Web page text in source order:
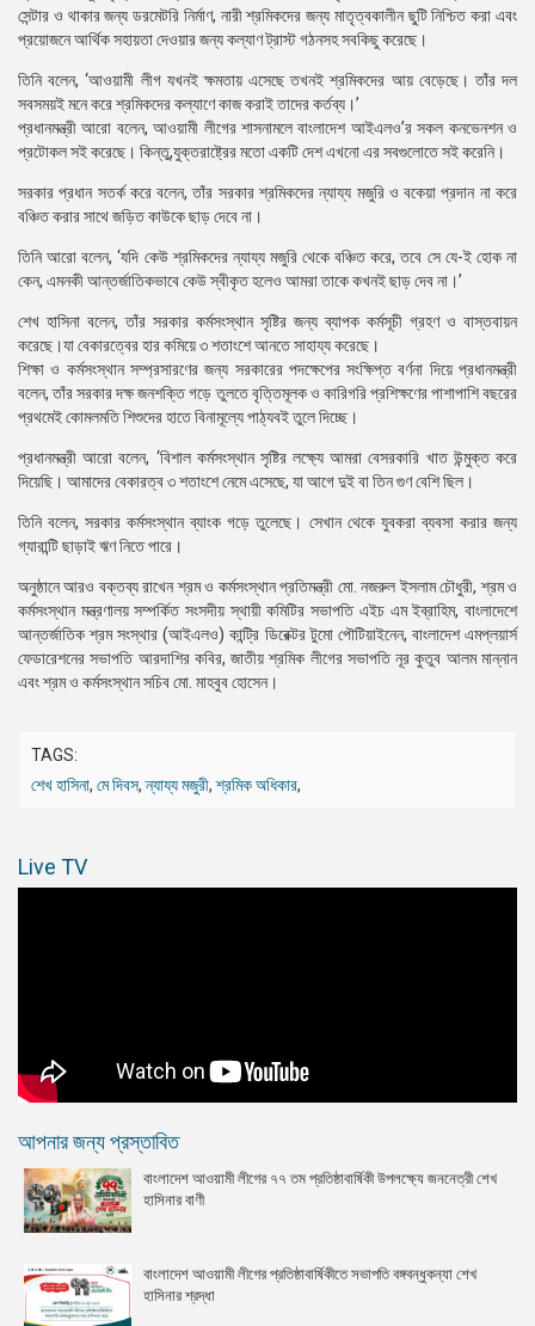
সেন্টার ও থাকার জন্য ডরমেটরি নির্মাণ, নারী শ্রমিকদের জন্য মাতৃত্বকালীন ছুটি নিশ্চিত করা এবং
প্রয়োজনে আর্থিক সহায়তা দেওয়ার জন্য কল্যাণ ট্রাস্ট গঠনসহ সবকিছু করেছে।
তিনি বলেন, ‘আওয়ামী লীগ যখনই ক্ষমতায় এসেছে তখনই শ্রমিকদের আয় বেড়েছে। তাঁর দল
সবসময়ই মনে করে শ্রমিকদের কল্যাণে কাজ করাই তাদের কর্তব্য।’
প্রধানমন্ত্রী আরো বলেন, আওয়ামী লীগের শাসনামলে বাংলাদেশ আইএলও’র সকল কনভেনশন ও
প্রটোকল সই করেছে। কিন্তু,যুক্তরাষ্ট্রের মতো একটি দেশ এখনো এর সবগুলোতে সই করেনি।
সরকার প্রধান সতর্ক করে বলেন, তাঁর সরকার শ্রমিকদের ন্যায্য মজুরি ও বকেয়া প্রদান না করে
বঞ্চিত করার সাথে জড়িত কাউকে ছাড় দেবে না।
তিনি আরো বলেন, ‘যদি কেউ শ্রমিকদের ন্যায্য মজুরি থেকে বঞ্চিত করে, তবে সে যে-ই হোক না
কেন, এমনকী আন্তর্জাতিকভাবে কেউ স্বীকৃত হলেও আমরা তাকে কখনই ছাড় দেব না।’
শেখ হাসিনা বলেন, তাঁর সরকার কর্মসংস্থান সৃষ্টির জন্য ব্যাপক কর্মসূচী গ্রহণ ও বাস্তবায়ন
করেছে।যা বেকারত্বের হার কমিয়ে ৩ শতাংশে আনতে সাহায্য করেছে।
শিক্ষা ও কর্মসংস্থান সম্প্রসারণের জন্য সরকারের পদক্ষেপের সংক্ষিপ্ত বর্ণনা দিয়ে প্রধানমন্ত্রী
বলেন, তাঁর সরকার দক্ষ জনশক্তি গড়ে তুলতে বৃত্তিমূলক ও কারিগরিপ্রশিক্ষণের পাশাপাশি বছরের
প্রথমেই কোমলমতি শিশুদের হাতে বিনামূল্যে পাঠ্যবই তুলে দিচ্ছে।
প্রধানমন্ত্রী আরো বলেন, ‘বিশাল কর্মসংস্থান সৃষ্টির লক্ষ্যে আমরা বেসরকারি খাত উন্মুক্ত করে
দিয়েছি। আমাদের বেকারত্ব ৩ শতাংশে নেমে এসেছে, যা আগে দুই বা তিন গুণ বেশি ছিল।
তিনি বলেন, সরকার কর্মসংস্থান ব্যাংক গড়ে তুলেছে। সেখান থেকে যুবকরা ব্যবসা করার জন্য
গ্যারান্টি ছাড়াই ঋণ নিতে পারে।
অনুষ্ঠানে আরও বক্তব্য রাখেন শ্রম ও কর্মসংস্থান প্রতিমন্ত্রী মো. নজরুল ইসলাম চৌধুরী, শ্রম ও
কর্মসংস্থান মন্ত্রণালয় সম্পর্কিত সংসদীয় স্থায়ী কমিটির সভাপতি এইচ এম ইব্রাহিম, বাংলাদেশে
আন্তর্জাতিক শ্রম সংস্থার (আইএলও) কান্ট্রি ডিরেক্টর টুমো পৌটিয়াইনেন, বাংলাদেশ এমপ্লয়ার্স
ফেডারেশনের সভাপতি আরদাশির কবির, জাতীয় শ্রমিক লীগের সভাপতি নূর কুতুব আলম মান্নান
এবং শ্রম ও কর্মসংস্থান সচিব মো. মাহবুব হোসেন।
TAGS:
শেখ হাসিনা, মে দিবস,ন্যায্য মজুরী,শ্রমিক অধিকার,
Live TV
আপনার জন্য প্রস্তাবিত
বাংলাদেশ আওয়ামী লীগের ৭৭ তম প্রতিষ্ঠাবার্ষিকী উপলক্ষ্যে জননেত্রী শেখ
হাসিনার বাণী
বাংলাদেশ আওয়ামী লীগের প্রতিষ্ঠাবার্ষিকীতে সভাপতি বঙ্গবন্ধুকন্যা শেখ
হাসিনার শ্রদ্ধা